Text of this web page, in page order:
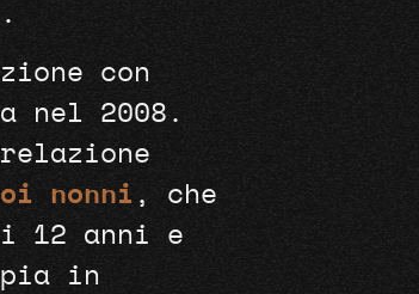
con
nel 2008.
nonni , che
12 anni e
in